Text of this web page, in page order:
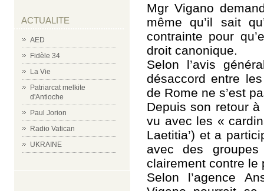
ACTUALITE
AED
Fidèle 34
La Vie
Patriarcat melkite
d'Antioche
Paul Jorion
Radio Vatican
UKRAINE
Mgr Vigano
même qu’il sait
contrainte pour
droit canonique.
Selon l’avis
désaccord entre
de Rome ne s’est
Depuis son retour
vu avec les «
Laetitia’) et a
avec des
clairement contre le
Selon l’agence